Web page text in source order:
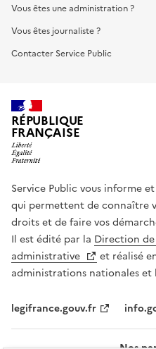
Vous êtes une administration ?
Vous êtes journaliste ?
Contacter Service Public
RÉPUBLIQUE
FRANÇAISE
Service Public vous informe
qui permettent de connaître
droits et de faire vos
Il est édité par la Direction
administrative
et réalisé
administrations nationales et
legifrance.gouv.fr